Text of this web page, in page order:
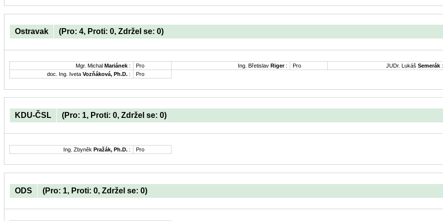
Ostravak (Pro: 4, Proti: 0, Zdržel se: 0)
Mgr. Michal Mariánek : Pro Ing. Břetislav Riger: Pro JUDr. Lukáš Semerák :
doc. Ing. Iveta Vozňáková, Ph.D. : Pro
KDU-ČSL (Pro: 1, Proti: 0, Zdržel se: 0)
Ing. Zbyněk Pražák, Ph.D. : Pro
ODS (Pro: 1, Proti: 0, Zdržel se: 0)